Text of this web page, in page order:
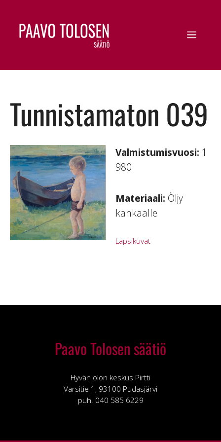
Tunnistamaton 039
Valmistumisvuosi: 1
980
Materiaali: Öljy
kankaalle
Lapsikuvat
Paavo Tolosen säätiö
Hyvän olon keskus Pirtti
Varsitie 1, 93100 Pudasjärvi
puh. 040 585 6229